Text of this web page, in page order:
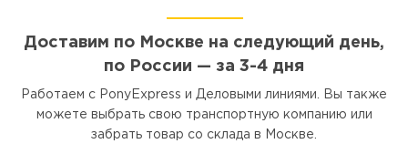
Доставим по Москве на следующий день,
по России — за 3-4 дня
Работаем с PonyExpress и Деловыми линиями. Вы также
можете выбрать свою транспортную компанию или
забрать товар со склада в Москве.